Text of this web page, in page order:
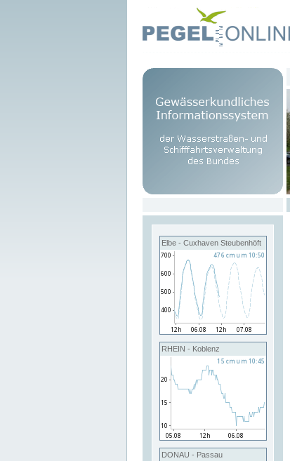
Elbe - Cuxhaven Steubenhöft
RHEIN - Koblenz
DONAU - Passau